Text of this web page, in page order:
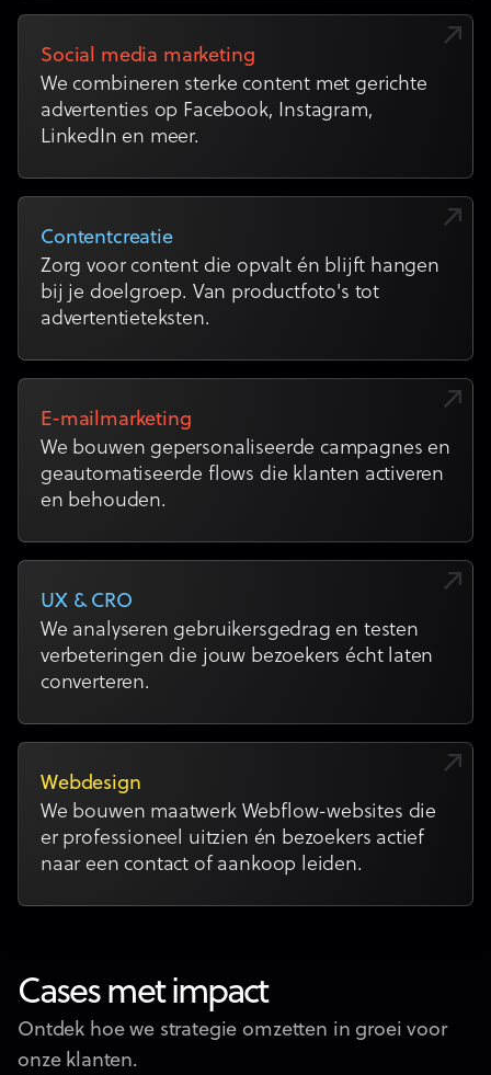
Social media marketing
We combineren sterke content met gerichte
advertenties op Facebook, Instagram,
LinkedIn en meer.
Contentcreatie
Zorg voor content die opvalt én blijft hangen
bij je doelgroep. Van productfoto's tot
advertentieteksten.
E-mailmarketing
We bouwen gepersonaliseerde campagnes en
geautomatiseerde flows die klanten activeren
en behouden.
UX & CRO
We analyseren gebruikersgedrag en testen
verbeteringen die jouw bezoekers écht laten
converteren.
Webdesign
We bouwen maatwerk Webflow-websites die
er professioneel uitzien én bezoekers actief
naar een contact of aankoop leiden.
Cases met impact
Ontdek hoe we strategie omzetten in groei voor
onze klanten.